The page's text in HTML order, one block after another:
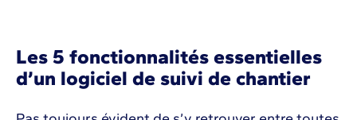
Les 5 fonctionnalités essentielles
d’un logiciel de suivi de chantier